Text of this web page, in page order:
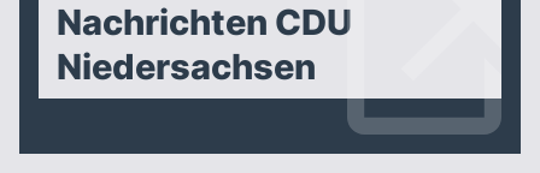
Nachrichten CDU
Niedersachsen